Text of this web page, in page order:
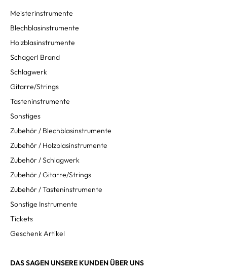
Meisterinstrumente
Blechblasinstrumente
Holzblasinstrumente
Schagerl Brand
Schlagwerk
Gitarre/Strings
Tasteninstrumente
Sonstiges
Zubehör / Blechblasinstrumente
Zubehör / Holzblasinstrumente
Zubehör / Schlagwerk
Zubehör / Gitarre/Strings
Zubehör / Tasteninstrumente
Sonstige Instrumente
Tickets
Geschenk Artikel
DAS SAGEN UNSERE KUNDEN ÜBER UNS